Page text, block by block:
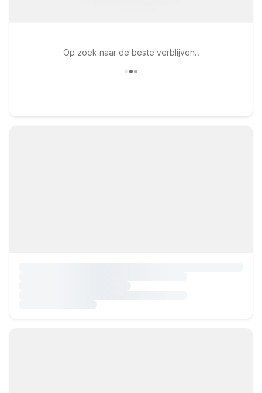
Op zoek naar de beste verblijven..